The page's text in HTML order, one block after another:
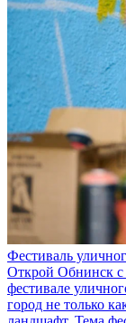
Фестиваль
Открой Обнинск
фестивале
город не только